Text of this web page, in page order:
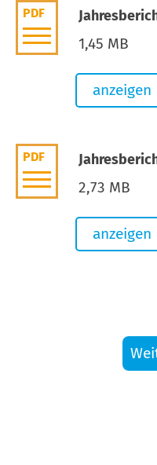
PDF
1,45 MB
anzeigen
PDF
2,73 MB
anzeigen